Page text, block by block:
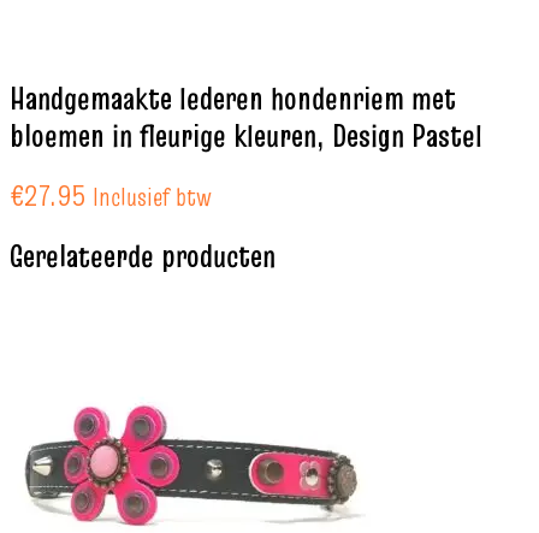
Handgemaakte lederen hondenriem met
bloemen in fleurige kleuren, Design Pastel
€27.95 Inclusief btw
Gerelateerde producten